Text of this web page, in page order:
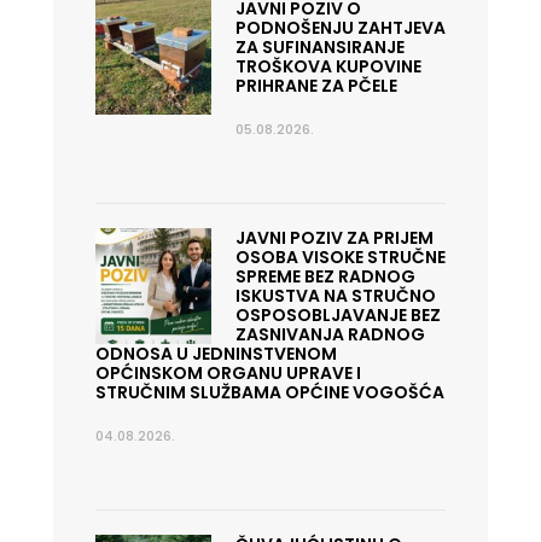
JAVNI POZIV O
PODNOŠENJU ZAHTJEVA
ZA SUFINANSIRANJE
TROŠKOVA KUPOVINE
PRIHRANE ZA PČELE
05.08.2026.
JAVNI POZIV ZA PRIJEM
OSOBA VISOKE STRUČNE
SPREME BEZ RADNOG
ISKUSTVA NA STRUČNO
OSPOSOBLJAVANJE BEZ
ZASNIVANJA RADNOG
ODNOSA U JEDNINSTVENOM
OPĆINSKOM ORGANU UPRAVE I
STRUČNIM SLUŽBAMA OPĆINE VOGOŠĆA
04.08.2026.